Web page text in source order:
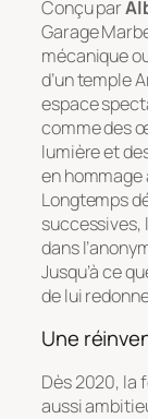
Conçu par
Garage
mécanique
d’un temple
espace
comme des
lumière et
en hommage
Longtemps
successives,
dans
Jusqu’à ce
de lui
Une
Dès 2020, la
aussi